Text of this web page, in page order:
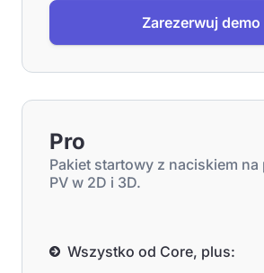
Zarezerwuj demo
Pro
Pakiet startowy z naciskiem
PV w 2D i 3D.
Wszystko od Core, plus: